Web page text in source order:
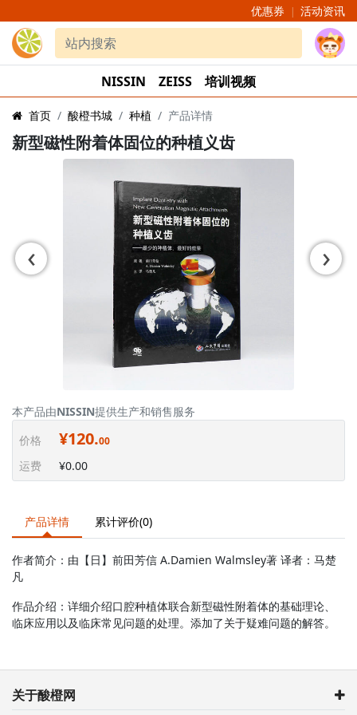
优惠券 | 活动资讯
NISSIN ZEISS 培训视频
首页 酸橙书城 种植 产品详情
新型磁性附着体固位的种植义齿
‹ ›
本产品由NISSIN提供生产和销售服务
价格
¥120.00
运费 ¥0.00
产品详情 累计评价(0)
作者简介：由【日】前田芳信 A.Damien Walmsley著 译者：马楚
凡
作品介绍：详细介绍口腔种植体联合新型磁性附着体的基础理论、
临床应用以及临床常见问题的处理。添加了关于疑难问题的解答。
关于酸橙网